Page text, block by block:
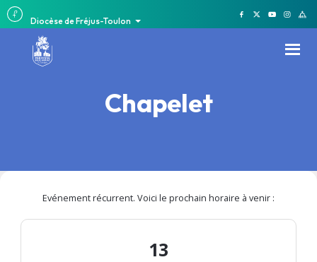
Diocèse de Fréjus-Toulon
Chapelet
Evénement récurrent. Voici le prochain horaire à venir :
13